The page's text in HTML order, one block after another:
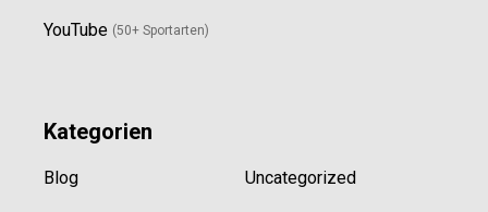
YouTube (50+ Sportarten)
Kategorien
Blog Uncategorized